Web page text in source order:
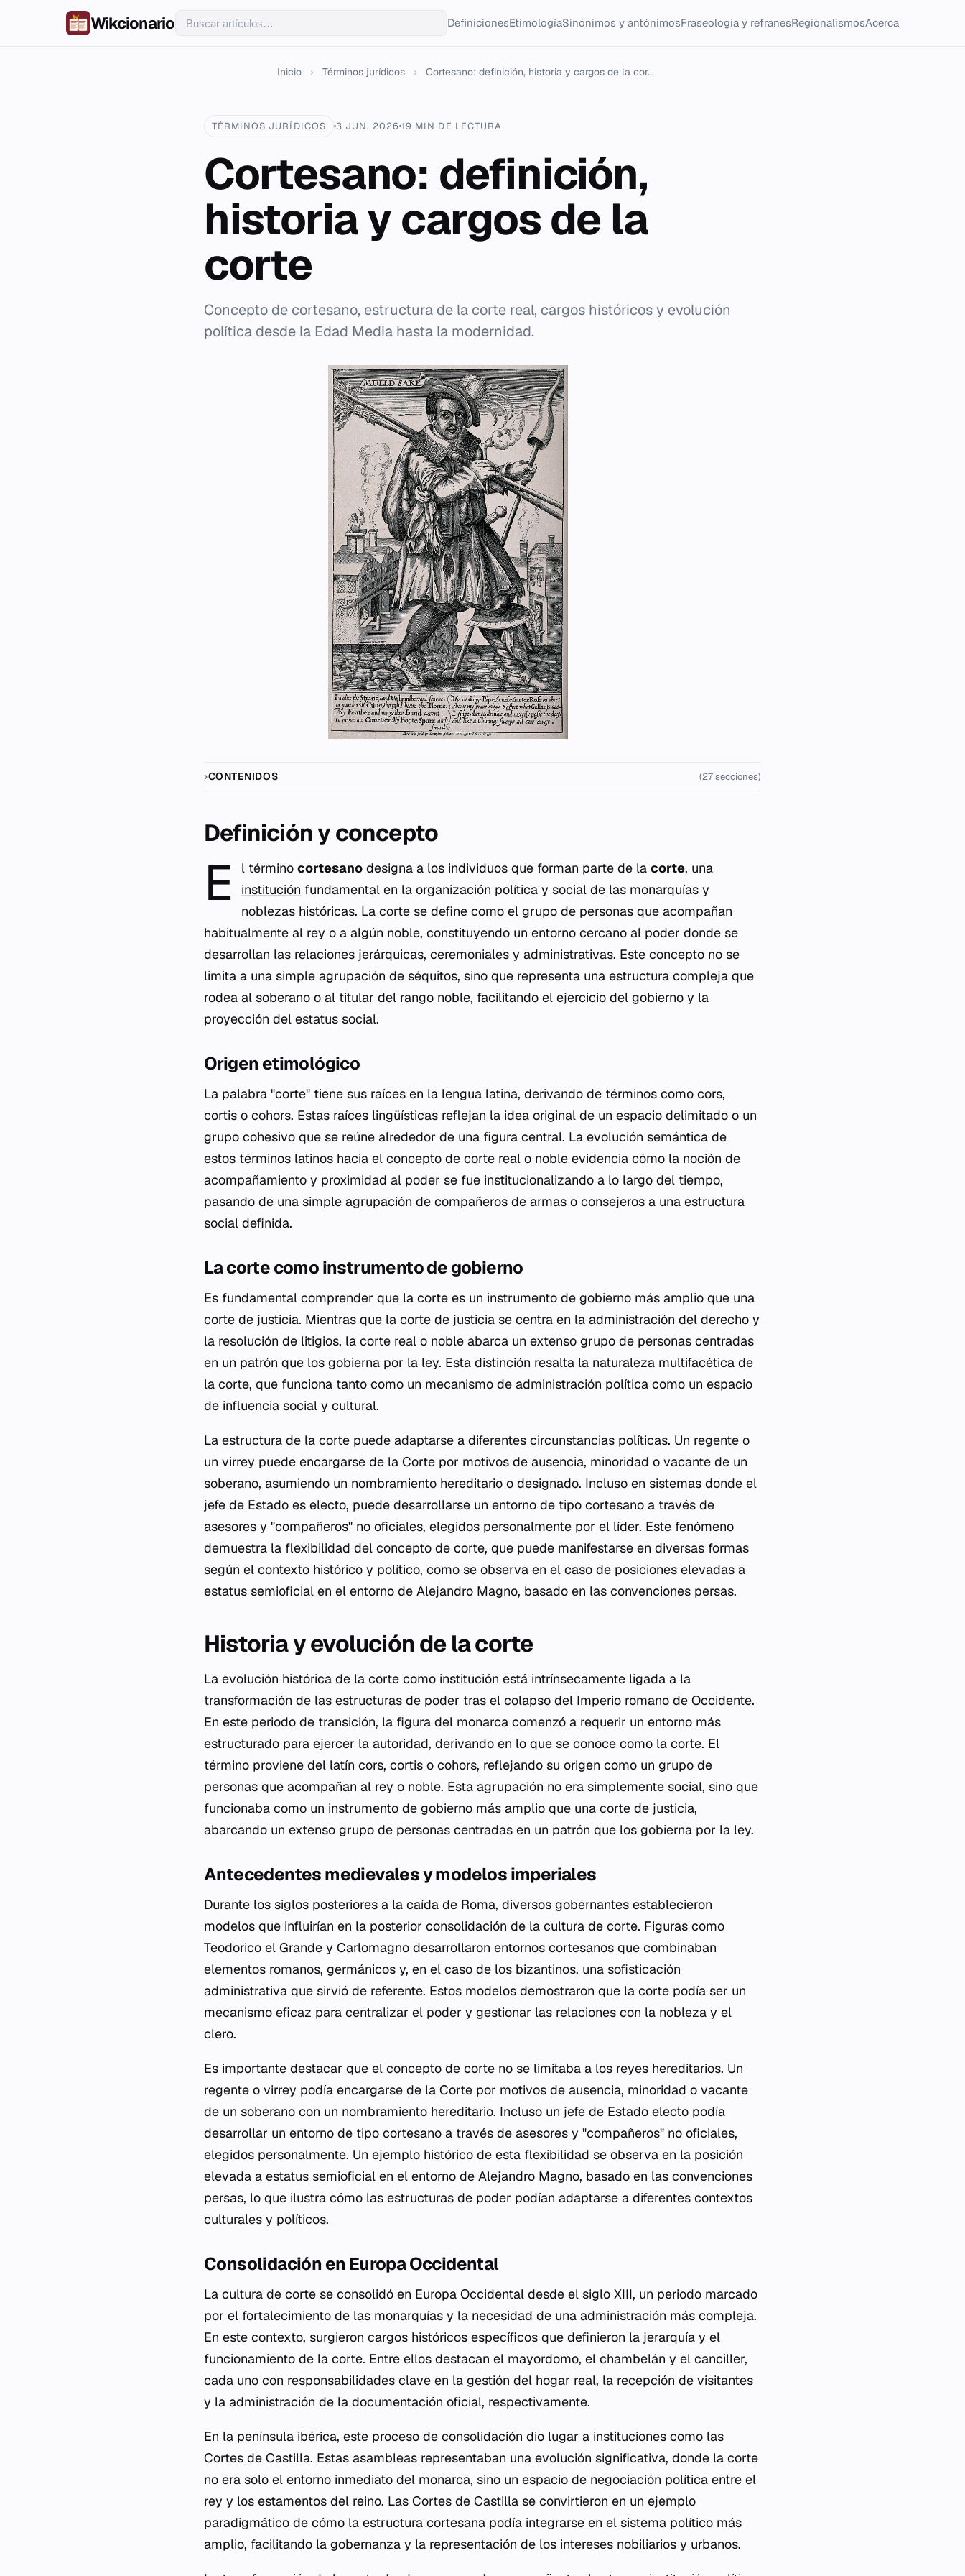
Wikcionario DefinicionesEtimologíaSinónimos y antónimosFraseología y refranesRegionalismosAcerca
Inicio › Términos jurídicos › Cortesano: definición, historia y cargos de la cor...
TÉRMINOS JURÍDICOS 3 JUN. 202619 MIN DE LECTURA
Cortesano: definición,
historia y cargos de la
corte
Concepto de cortesano, estructura de la corte real, cargos históricos y evolución
política desde la Edad Media hasta la modernidad.
CONTENIDOS (27 secciones)
Definición y concepto
E l términocortesano designa a los individuos que forman parte de lacorte, una
institución fundamental en la organización política y social de las monarquías y
noblezas históricas. La corte se define como el grupo de personas que acompañan
habitualmente al rey o a algún noble, constituyendo un entorno cercano al poder donde se
desarrollan las relaciones jerárquicas, ceremoniales y administrativas. Este concepto no se
limita a una simple agrupación de séquitos, sino que representa una estructura compleja que
rodea al soberano o al titular del rango noble, facilitando el ejercicio del gobierno y la
proyección del estatus social.
Origen etimológico
La palabra "corte" tiene sus raíces en la lengua latina, derivando de términos como cors,
cortis o cohors. Estas raíces lingüísticas reflejan la idea original de un espacio delimitado o un
grupo cohesivo que se reúne alrededor de una figura central. La evolución semántica de
estos términos latinos hacia el concepto de corte real o noble evidencia cómo la noción de
acompañamiento y proximidad al poder se fue institucionalizando a lo largo del tiempo,
pasando de una simple agrupación de compañeros de armas o consejeros a una estructura
social definida.
La corte como instrumento de gobierno
Es fundamental comprender que la corte es un instrumento de gobierno más amplio que una
corte de justicia. Mientras que la corte de justicia se centra en la administración del derecho y
la resolución de litigios, la corte real o noble abarca un extenso grupo de personas centradas
en un patrón que los gobierna por la ley. Esta distinción resalta la naturaleza multifacética de
la corte, que funciona tanto como un mecanismo de administración política como un espacio
de influencia social y cultural.
La estructura de la corte puede adaptarse a diferentes circunstancias políticas. Un regente o
un virrey puede encargarse de la Corte por motivos de ausencia, minoridad o vacante de un
soberano, asumiendo un nombramiento hereditario o designado. Incluso en sistemas donde el
jefe de Estado es electo, puede desarrollarse un entorno de tipo cortesano a través de
asesores y "compañeros" no oficiales, elegidos personalmente por el líder. Este fenómeno
demuestra la flexibilidad del concepto de corte, que puede manifestarse en diversas formas
según el contexto histórico y político, como se observa en el caso de posiciones elevadas a
estatus semioficial en el entorno de Alejandro Magno, basado en las convenciones persas.
Historia y evolución de la corte
La evolución histórica de la corte como institución está intrínsecamente ligada a la
transformación de las estructuras de poder tras el colapso del Imperio romano de Occidente.
En este periodo de transición, la figura del monarca comenzó a requerir un entorno más
estructurado para ejercer la autoridad, derivando en lo que se conoce como la corte. El
término proviene del latín cors, cortis o cohors, reflejando su origen como un grupo de
personas que acompañan al rey o noble. Esta agrupación no era simplemente social, sino que
funcionaba como un instrumento de gobierno más amplio que una corte de justicia,
abarcando un extenso grupo de personas centradas en un patrón que los gobierna por la ley.
Antecedentes medievales y modelos imperiales
Durante los siglos posteriores a la caída de Roma, diversos gobernantes establecieron
modelos que influirían en la posterior consolidación de la cultura de corte. Figuras como
Teodorico el Grande y Carlomagno desarrollaron entornos cortesanos que combinaban
elementos romanos, germánicos y, en el caso de los bizantinos, una sofisticación
administrativa que sirvió de referente. Estos modelos demostraron que la corte podía ser un
mecanismo eficaz para centralizar el poder y gestionar las relaciones con la nobleza y el
clero.
Es importante destacar que el concepto de corte no se limitaba a los reyes hereditarios. Un
regente o virrey podía encargarse de la Corte por motivos de ausencia, minoridad o vacante
de un soberano con un nombramiento hereditario. Incluso un jefe de Estado electo podía
desarrollar un entorno de tipo cortesano a través de asesores y "compañeros" no oficiales,
elegidos personalmente. Un ejemplo histórico de esta flexibilidad se observa en la posición
elevada a estatus semioficial en el entorno de Alejandro Magno, basado en las convenciones
persas, lo que ilustra cómo las estructuras de poder podían adaptarse a diferentes contextos
culturales y políticos.
Consolidación en Europa Occidental
La cultura de corte se consolidó en Europa Occidental desde el siglo XIII, un periodo marcado
por el fortalecimiento de las monarquías y la necesidad de una administración más compleja.
En este contexto, surgieron cargos históricos específicos que definieron la jerarquía y el
funcionamiento de la corte. Entre ellos destacan el mayordomo, el chambelán y el canciller,
cada uno con responsabilidades clave en la gestión del hogar real, la recepción de visitantes
y la administración de la documentación oficial, respectivamente.
En la península ibérica, este proceso de consolidación dio lugar a instituciones como las
Cortes de Castilla. Estas asambleas representaban una evolución significativa, donde la corte
no era solo el entorno inmediato del monarca, sino un espacio de negociación política entre el
rey y los estamentos del reino. Las Cortes de Castilla se convirtieron en un ejemplo
paradigmático de cómo la estructura cortesana podía integrarse en el sistema político más
amplio, facilitando la gobernanza y la representación de los intereses nobiliarios y urbanos.